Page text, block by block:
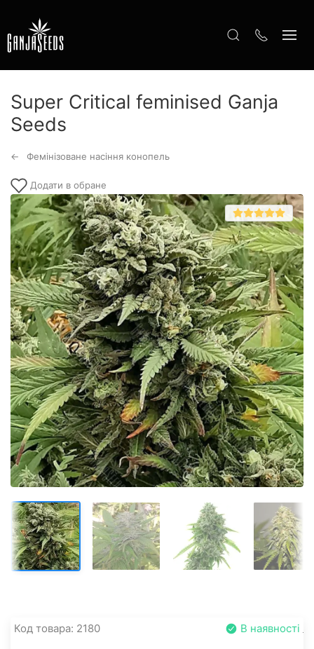
Super Critical feminised Ganja
Seeds
Фемінізоване насіння конопель
Додати в обране
Код товара: 2180 В наявності